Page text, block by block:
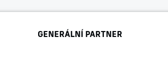
GENERÁLNÍ PARTNER